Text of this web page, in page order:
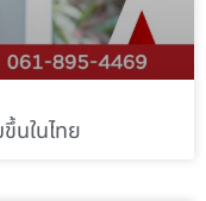
นในไทย